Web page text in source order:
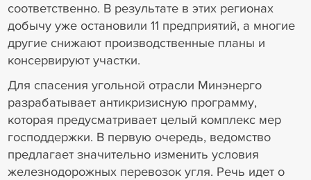
соответственно. В результате в этих регионах
добычу уже остановили 11 предприятий, а многие
другие снижают производственные планы и
консервируют участки.
Для спасения угольной отрасли Минэнерго
разрабатывает антикризисную программу,
которая предусматривает целый комплекс мер
господдержки. В первую очередь, ведомство
предлагает значительно изменить условия
железнодорожных перевозок угля. Речь идет о